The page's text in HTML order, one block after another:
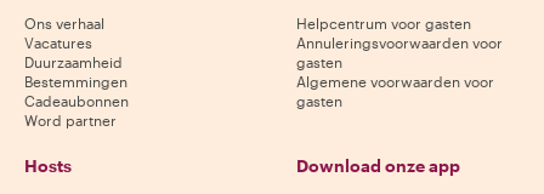
Ons verhaal
Vacatures
Duurzaamheid
Bestemmingen
Cadeaubonnen
Word partner
Helpcentrum voor gasten
Annuleringsvoorwaarden voor
gasten
Algemene voorwaarden voor
gasten
Hosts Download onze app